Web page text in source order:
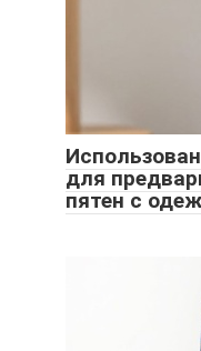
для
пятен с